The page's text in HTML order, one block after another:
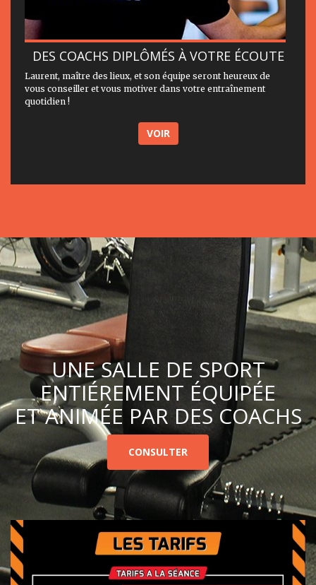
DES COACHS DIPLÔMÉS À VOTRE ÉCOUTE
Laurent, maître des lieux, et son équipe seront heureux de
vous conseiller et vous motiver dans votre entraînement
quotidien !
VOIR
UNE SALLE DE SPORT
ENTIÉREMENT ÉQUIPÉE
ET ANIMÉE PAR DES COACHS
CONSULTER